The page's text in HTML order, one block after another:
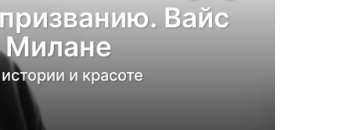
Вайс
Милане
и красоте